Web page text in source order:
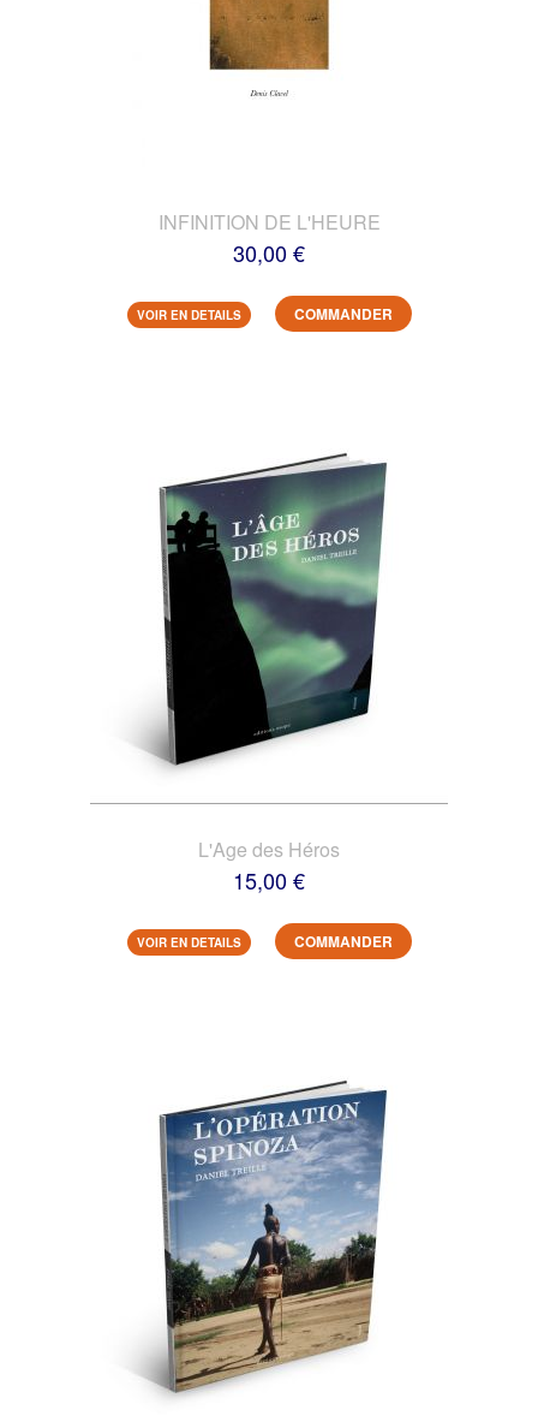
INFINITION DE L'HEURE
30,00 €
VOIR EN DETAILS COMMANDER
L'Age des Héros
15,00 €
VOIR EN DETAILS COMMANDER